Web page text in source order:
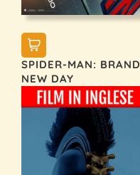
SPIDER-MAN: BRAND
NEW DAY